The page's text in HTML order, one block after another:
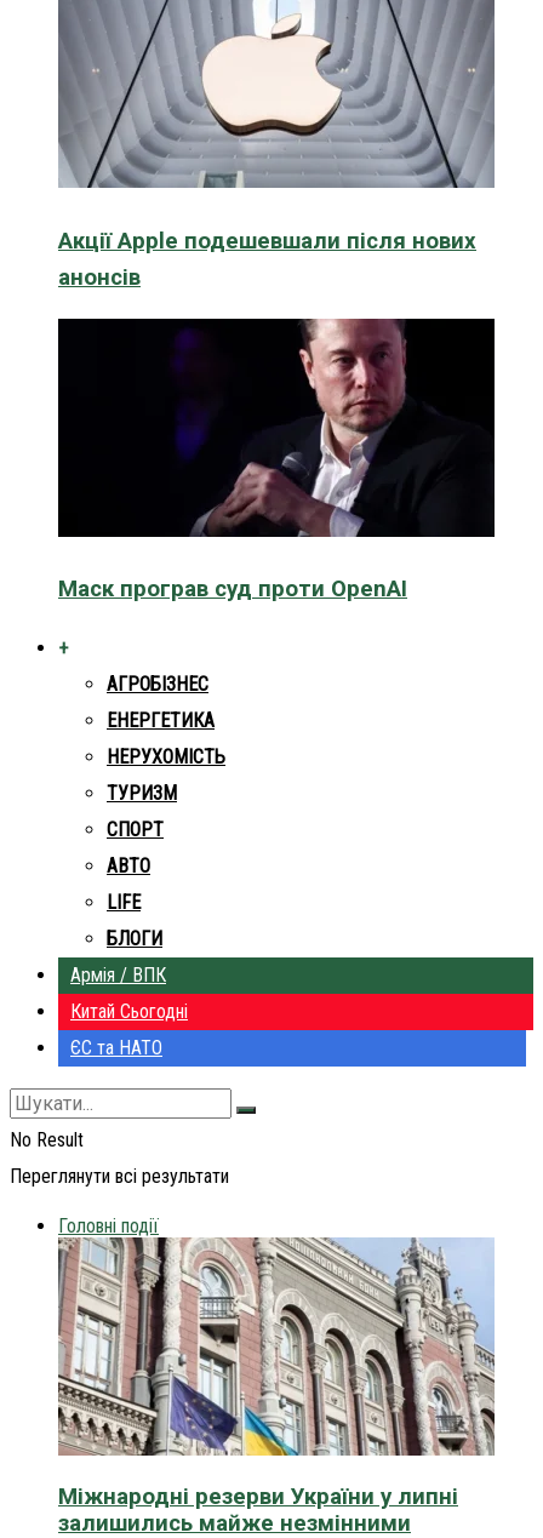
Акції Apple подешевшали після нових
анонсів
Маск програв суд проти OpenAI
+
АГРОБІЗНЕС
ЕНЕРГЕТИКА
НЕРУХОМІСТЬ
ТУРИЗМ
СПОРТ
АВТО
LIFE
БЛОГИ
Армія / ВПК
Китай Сьогодні
ЄС та НАТО
No Result
Переглянути всі результати
Головні події
Міжнародні резерви України у липні
залишились майже незмінними